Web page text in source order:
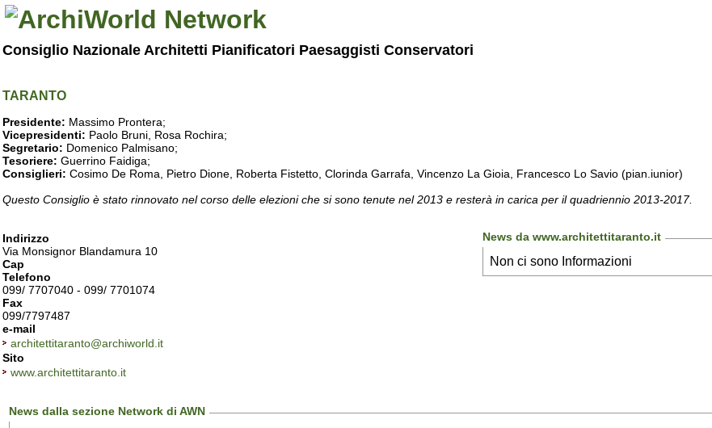
Consiglio Nazionale Architetti Pianificatori Paesaggisti Conservatori
TARANTO
Presidente: Massimo Prontera;
Vicepresidenti: Paolo Bruni, Rosa Rochira;
Segretario: Domenico Palmisano;
Tesoriere: Guerrino Faidiga;
Consiglieri: Cosimo De Roma, Pietro Dione, Roberta Fistetto, Clorinda Garrafa, Vincenzo La Gioia, Francesco Lo Savio (pian.iunior)
Questo Consiglio è stato rinnovato nel corso delle elezioni che si sono tenute nel 2013 e resterà in carica per il quadriennio 2013-2017.
Indirizzo
Via Monsignor Blandamura 10
Cap
Telefono
099/ 7707040 - 099/ 7701074
Fax
099/7797487
e-mail
architettitaranto@archiworld.it
Sito
www.architettitaranto.it
News da www.architettitaranto.it
Non ci sono Informazioni
News dalla sezione Network di AWN